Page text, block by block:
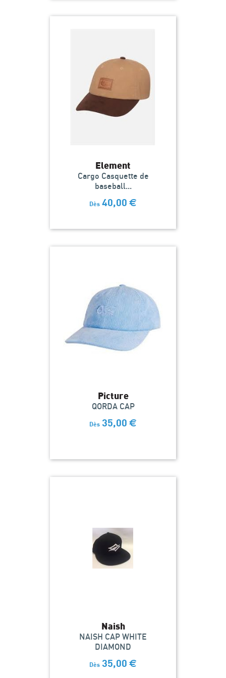
Element
Cargo Casquette de
baseball...
Dès 40,00 €
Picture
QORDA CAP
Dès 35,00 €
Naish
NAISH CAP WHITE
DIAMOND
Dès 35,00 €